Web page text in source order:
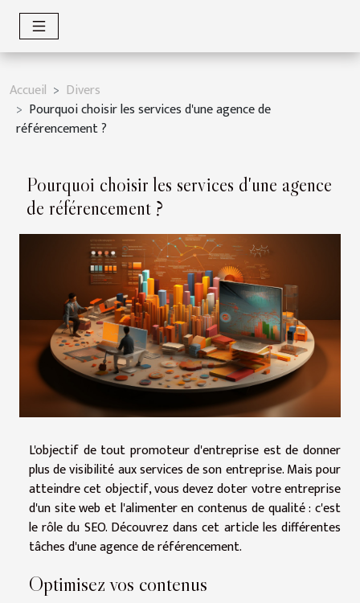
Accueil
Divers
Pourquoi choisir les services d'une agence de
référencement ?
Pourquoi choisir les services d'une agence
de référencement ?
L'objectif de tout promoteur d'entreprise est de donner
plus de visibilité aux services de son entreprise. Mais pour
atteindre cet objectif, vous devez doter votre entreprise
d'un site web et l'alimenter en contenus de qualité : c'est
le rôle du SEO. Découvrez dans cet article les différentes
tâches d'une agence de référencement.
Optimisez vos contenus